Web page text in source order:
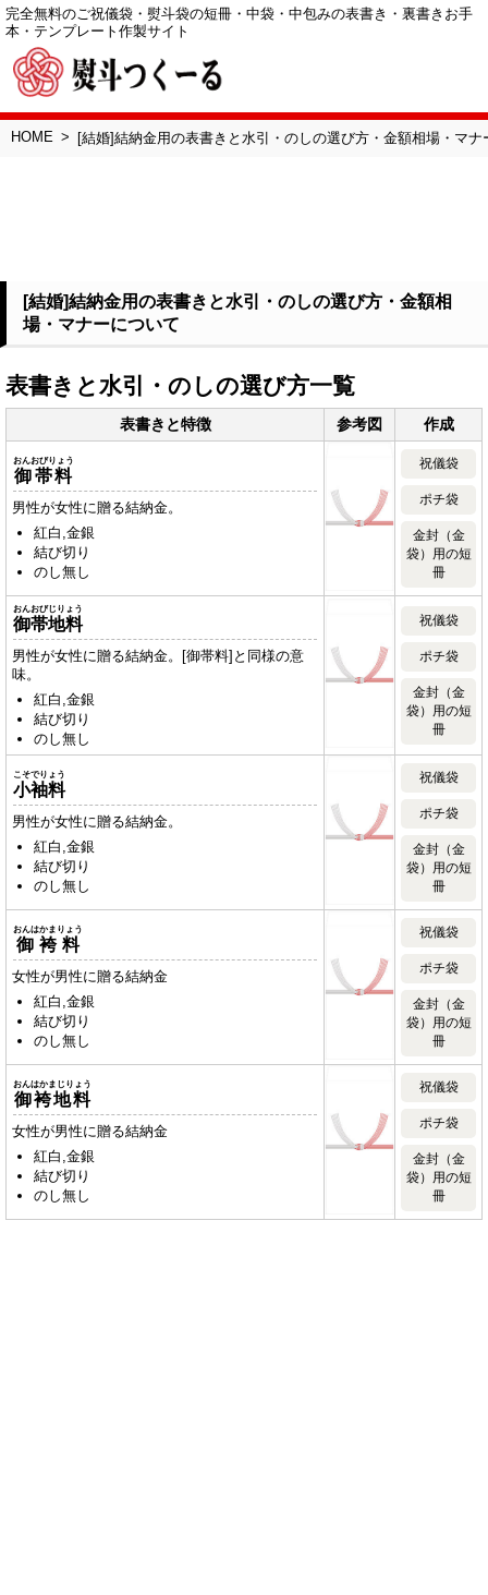
完全無料のご祝儀袋・熨斗袋の短冊・中袋・中包みの表書き・裏書きお手
本・テンプレート作製サイト
HOME [結婚]結納金用の表書きと水引・のしの選び方・金額相場・マナ
[結婚]結納金用の表書きと水引・のしの選び方・金額相
場・マナーについて
表書きと水引・のしの選び方一覧
表書きと特徴 参考図 作成
御帯料
おんおびりょう
男性が女性に贈る結納金。
紅白,金銀
結び切り
のし無し
祝儀袋
ポチ袋
金封（金
袋）用の短
冊
御帯地料
おんおびじりょう
男性が女性に贈る結納金。[御帯料]と同様の意
味。
紅白,金銀
結び切り
のし無し
祝儀袋
ポチ袋
金封（金
袋）用の短
冊
小袖料
こそでりょう
男性が女性に贈る結納金。
紅白,金銀
結び切り
のし無し
祝儀袋
ポチ袋
金封（金
袋）用の短
冊
御袴料
おんはかまりょう
女性が男性に贈る結納金
紅白,金銀
結び切り
のし無し
祝儀袋
ポチ袋
金封（金
袋）用の短
冊
御袴地料
おんはかまじりょう
女性が男性に贈る結納金
紅白,金銀
結び切り
のし無し
祝儀袋
ポチ袋
金封（金
袋）用の短
冊